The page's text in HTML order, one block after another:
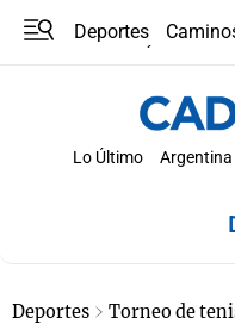
Deportes
Lo Último Argentina
Deportes Torneo de